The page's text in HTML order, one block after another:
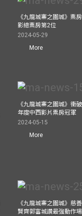
《九龍城寨之圍城》票
影總票房第2位
2024-05-29
More
《九龍城寨之圍城》衝
年度中西影片票房冠軍
2024-05-15
More
《九龍城寨之圍城》慈
賢齊郭富城讚最強動作